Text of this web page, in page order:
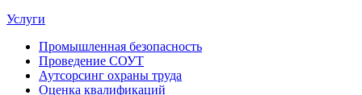
Услуги
Промышленная безопасность
Проведение СОУТ
Аутсорсинг охраны труда
Оценка квалификаций